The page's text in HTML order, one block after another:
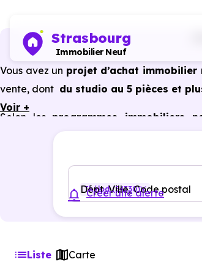
Strasbourg
Immobilier Neuf
Vous avez un projet d’achat immobilier
vente, dont du studio au 5 pièces et
Selon les programmes immobiliers
Voir +
Dépt, Ville, Code postal
Thélod (54330)
Créer une alerte
Liste Carte